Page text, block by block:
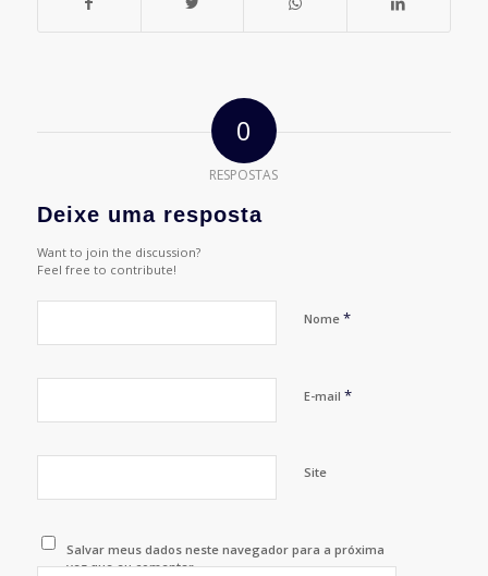
0
RESPOSTAS
Deixe uma resposta
Want to join the discussion?
Feel free to contribute!
Nome *
E-mail *
Site
Salvar meus dados neste navegador para a próxima
vez que eu comentar.